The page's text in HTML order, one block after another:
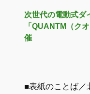
次世代の電動式ダ
「QUANTM（ク
催
■表紙のことば